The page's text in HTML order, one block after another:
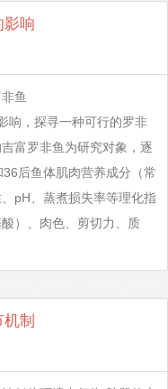
影响
鱼
响，探寻一种可行的罗非
富罗非鱼为研究对象，逐
后鱼体肌肉营养成分（常
pH、蒸煮损失率等理化指
）、肉色、剪切力、质
制